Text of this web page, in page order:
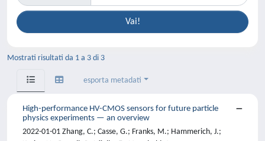
Mostrati risultati da 1 a 3 di 3
esporta metadati
High-performance HV-CMOS sensors for future particle
physics experiments — an overview
2022-01-01 Zhang, C.; Casse, G.; Franks, M.; Hammerich, J.;